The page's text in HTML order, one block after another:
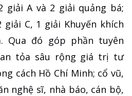
giải A và 2 giải quảng bá;
C, 1 giải Khuyến khích
Qua đó góp phần tuyên
tỏa sâu rộng giá trị tư
cách Hồ Chí Minh; cổ vũ,
nghệ sĩ, nhà báo, cán bộ,